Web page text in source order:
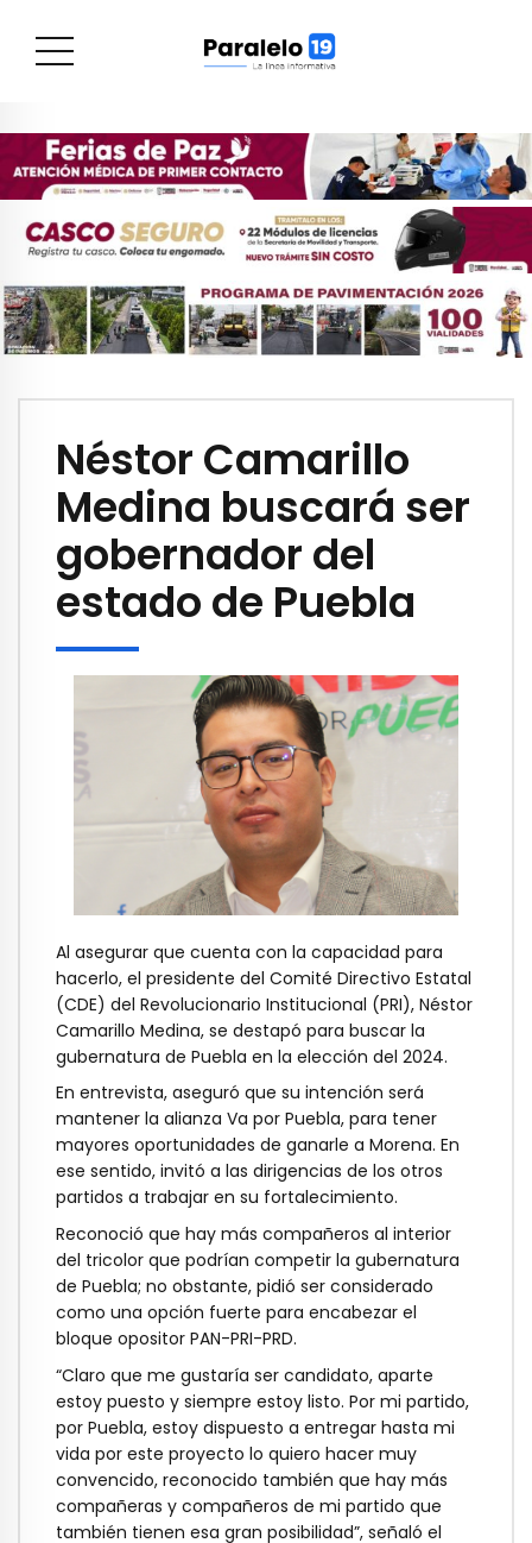
Néstor Camarillo
Medina buscará ser
gobernador del
estado de Puebla
Al asegurar que cuenta con la capacidad para
hacerlo, el presidente del Comité Directivo Estatal
(CDE) del Revolucionario Institucional (PRI), Néstor
Camarillo Medina, se destapó para buscar la
gubernatura de Puebla en la elección del 2024.
En entrevista, aseguró que su intención será
mantener la alianza Va por Puebla, para tener
mayores oportunidades de ganarle a Morena. En
ese sentido, invitó a las dirigencias de los otros
partidos a trabajar en su fortalecimiento.
Reconoció que hay más compañeros al interior
del tricolor que podrían competir la gubernatura
de Puebla; no obstante, pidió ser considerado
como una opción fuerte para encabezar el
bloque opositor PAN-PRI-PRD.
“Claro que me gustaría ser candidato, aparte
estoy puesto y siempre estoy listo. Por mi partido,
por Puebla, estoy dispuesto a entregar hasta mi
vida por este proyecto lo quiero hacer muy
convencido, reconocido también que hay más
compañeras y compañeros de mi partido que
también tienen esa gran posibilidad”, señaló el